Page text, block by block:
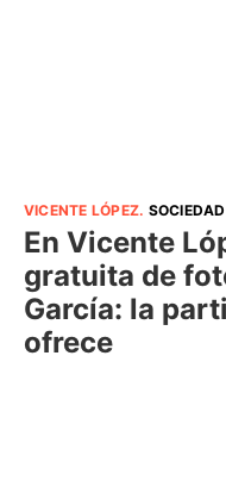
VICENTE LÓPEZ. SOCIEDAD
En Vicente
gratuita de
García: la
ofrece